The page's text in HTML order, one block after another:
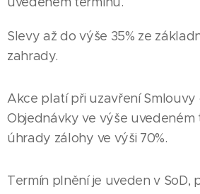
Slevy až do výše 35% ze
zahrady.
Akce platí při uzavření Smlouvy
Objednávky ve výše uvedeném
úhrady zálohy ve výši 70%.
Termín plnění je uveden v SoD,